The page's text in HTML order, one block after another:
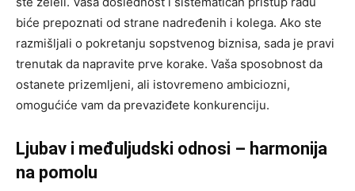
biće prepoznati od strane nadređenih i kolega. Ako ste
razmišljali o pokretanju sopstvenog biznisa, sada je pravi
trenutak da napravite prve korake. Vaša sposobnost da
ostanete prizemljeni, ali istovremeno ambiciozni,
omogućiće vam da prevaziđete konkurenciju.
Ljubav i međuljudski odnosi – harmonija
na pomolu